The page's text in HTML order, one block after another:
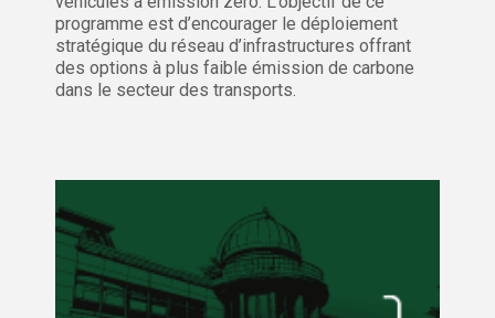
programme est d’encourager le déploiement
stratégique du réseau d’infrastructures offrant
des options à plus faible émission de carbone
dans le secteur des transports.